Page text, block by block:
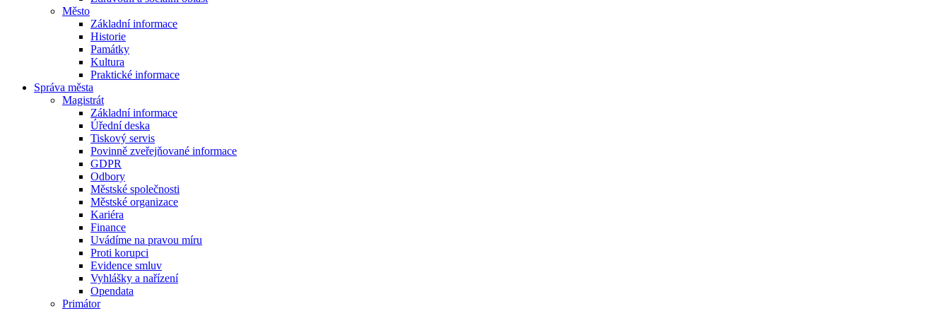
Město
Základní informace
Historie
Památky
Kultura
Praktické informace
Správa města
Magistrát
Základní informace
Úřední deska
Tiskový servis
Povinně zveřejňované informace
GDPR
Odbory
Městské společnosti
Městské organizace
Kariéra
Finance
Uvádíme na pravou míru
Proti korupci
Evidence smluv
Vyhlášky a nařízení
Opendata
Primátor